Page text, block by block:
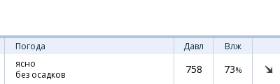
Погода Давл Влж
ясно
без осадков
758 73%